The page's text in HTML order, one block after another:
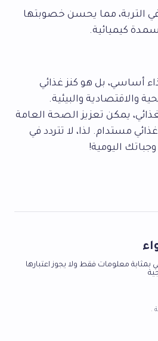
في التربة، مما يحسن خصوبتها
كيميائية.
أساسي، بل هو كنز غذائي
والاقتصادية والبيئية.
يمكن تعزيز الصحة العامة
مستدام. لذا، لا تتردد في
اليومية!
بمثابة معلومات فقط ولا يجوز اعتبارها